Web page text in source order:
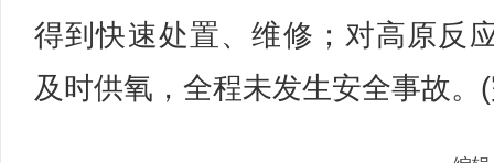
得到快速处置、维修；对高原反
及时供氧，全程未发生安全事故。